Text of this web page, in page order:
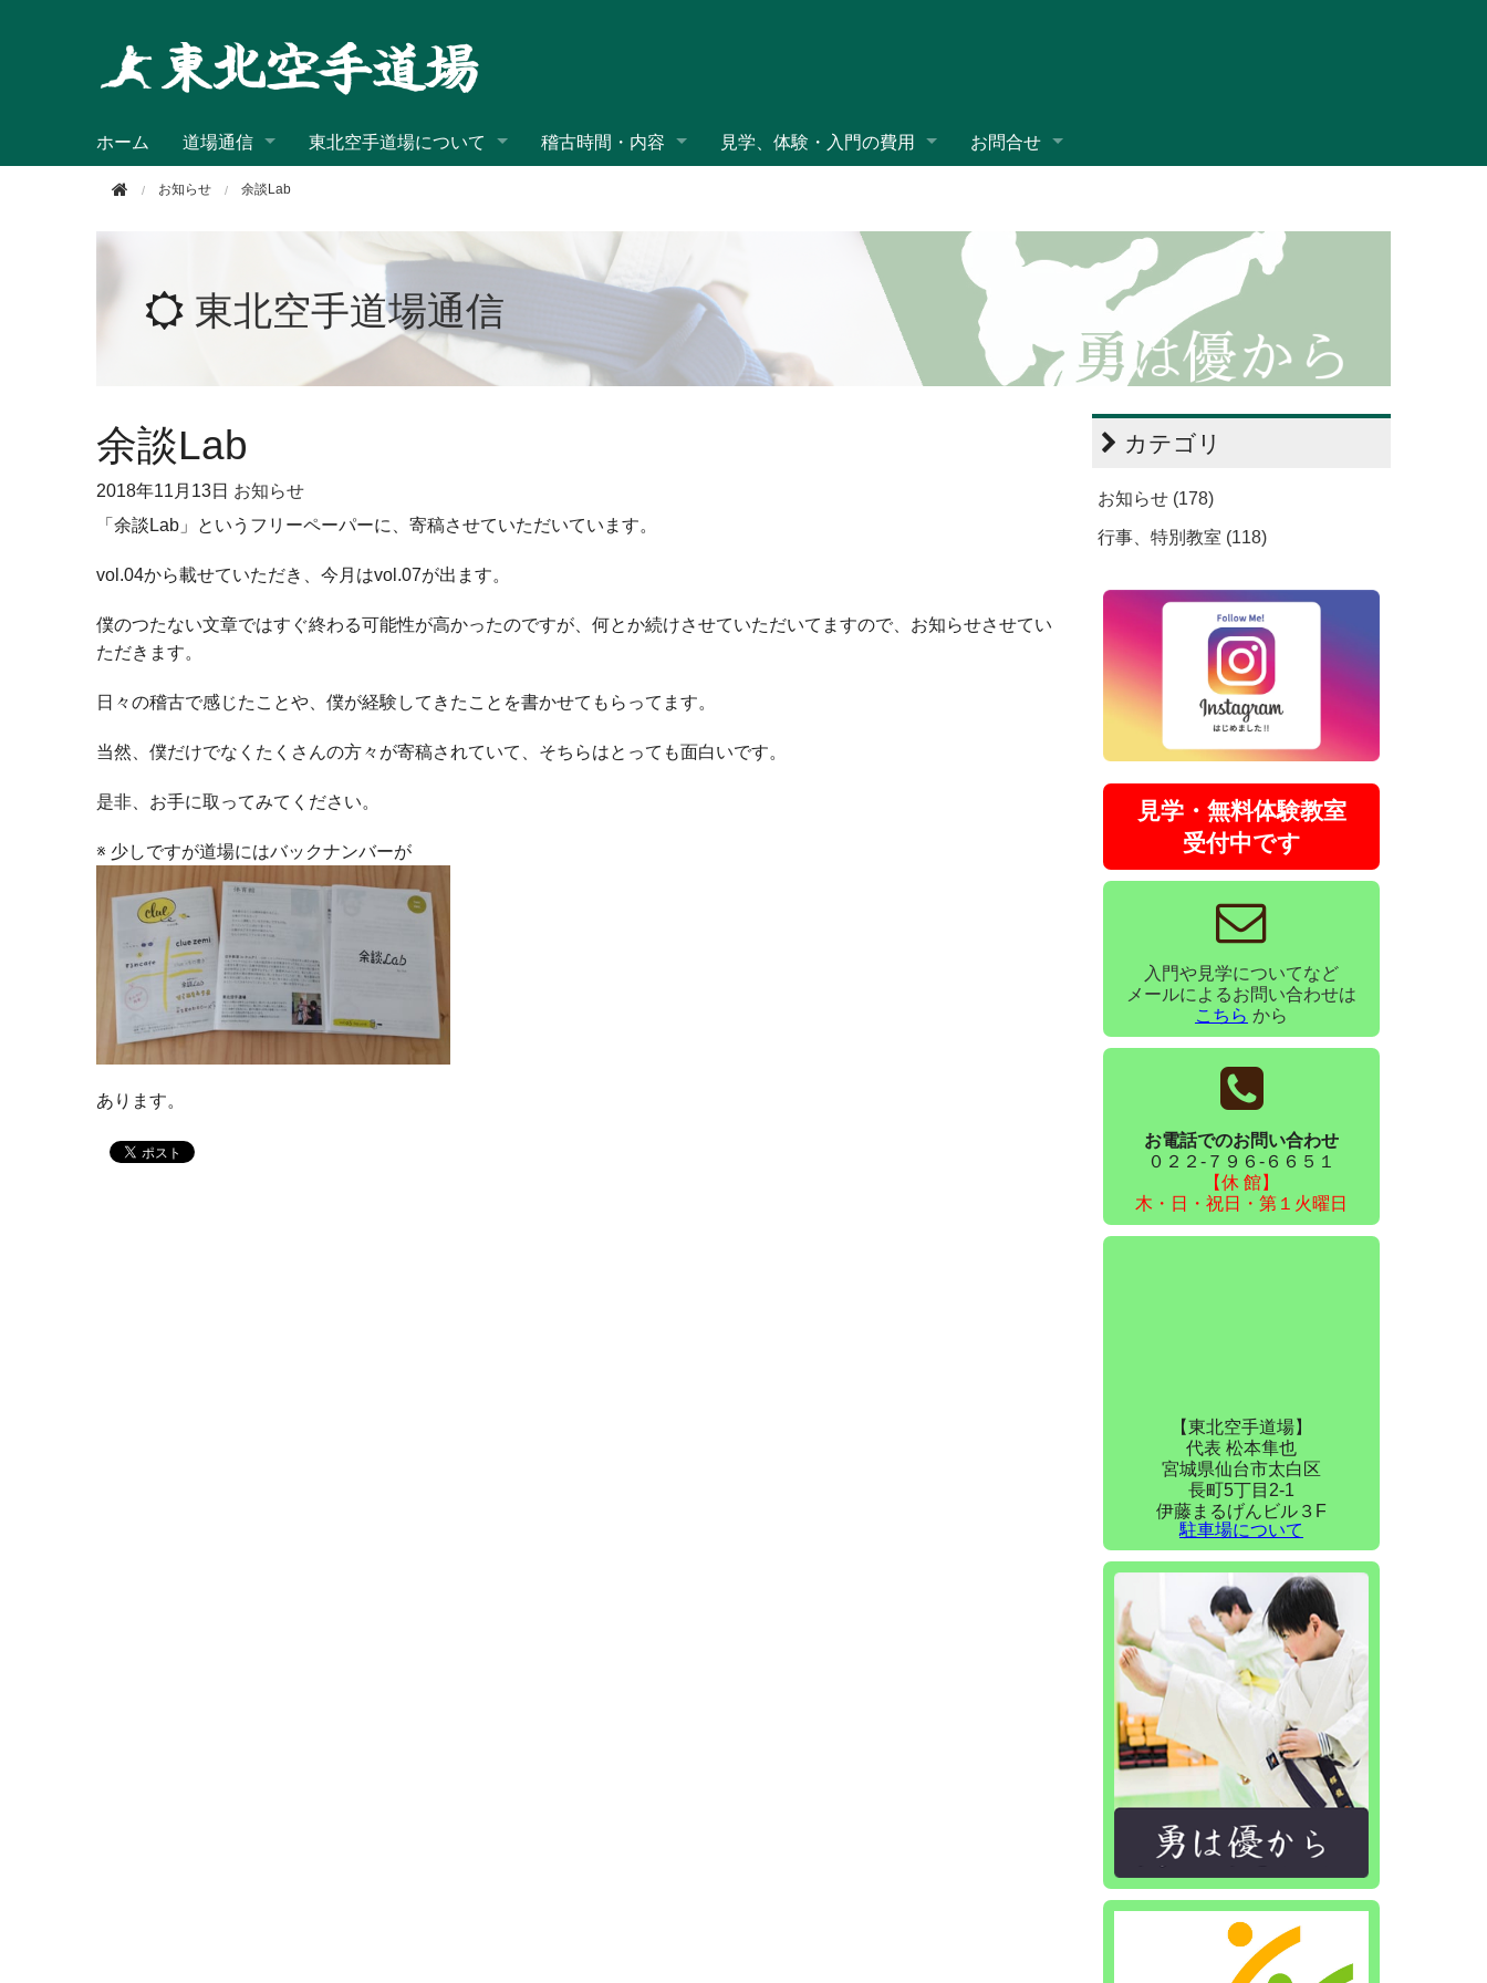
ホーム 道場通信 東北空手道場について 稽古時間・内容 見学、体験・入門の費用 お問合せ
お知らせ 余談Lab
東北空手道場通信
余談Lab
2018年11月13日 お知らせ
「余談Lab」というフリーペーパーに、寄稿させていただいています。
vol.04から載せていただき、今月はvol.07が出ます。
僕のつたない文章ではすぐ終わる可能性が高かったのですが、何とか続けさせていただいてますので、お知らせさせてい
ただきます。
日々の稽古で感じたことや、僕が経験してきたことを書かせてもらってます。
当然、僕だけでなくたくさんの方々が寄稿されていて、そちらはとっても面白いです。
是非、お手に取ってみてください。
※ 少しですが道場にはバックナンバーが
あります。
カテゴリ
お知らせ (178)
行事、特別教室 (118)
見学・無料体験教室
受付中です
入門や見学についてなど
メールによるお問い合わせは
こちら から
お電話でのお問い合わせ
０２２-７９６-６６５１
【休 館】
木・日・祝日・第１火曜日
【東北空手道場】
代表 松本隼也
宮城県仙台市太白区
長町5丁目2-1
伊藤まるげんビル３F
駐車場について